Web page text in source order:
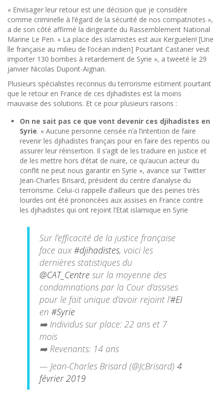
« Envisager leur retour est une décision que je considère
comme criminelle à l’égard de la sécurité de nos compatriotes »,
a de son côté affirmé la dirigeante du Rassemblement National
Marine Le Pen. « La place des islamistes est aux Kerguelen! [Une
île française au milieu de l’océan indien] Pourtant Castaner veut
importer 130 bombes à retardement de Syrie », a tweeté le 29
janvier Nicolas Dupont-Aignan.
Plusieurs spécialistes reconnus du terrorisme estiment pourtant
que le retour en France de ces djihadistes est la moins
mauvaise des solutions. Et ce pour plusieurs raisons :
On ne sait pas ce que vont devenir ces djihadistes en
Syrie. « Aucune personne censée n’a l’intention de faire
revenir les djihadistes français pour en faire des repentis ou
assurer leur réinsertion. Il s’agit de les traduire en justice et
de les mettre hors d’état de nuire, ce qu’aucun acteur du
conflit ne peut nous garantir en Syrie », avance sur Twitter
Jean-Charles Brisard, président du centre d’analyse du
terrorisme. Celui-ci rappelle d’ailleurs que des peines très
lourdes ont été prononcées aux assises en France contre
les djihadistes qui ont rejoint l’Etat islamique en Syrie
Sur l’efficacité de la justice française
face aux #djihadistes, voici les
dernières statistiques du
@CAT_Centre sur la moyenne des
condamnations par la Cour d’assises
pour le fait unique d’avoir rejoint l’#EI
en #Syrie
➡️ Individus sur place: 22 ans et 7
mois
➡️ Revenants: 14 ans
— Jean-Charles Brisard (@JcBrisard) 4
février 2019